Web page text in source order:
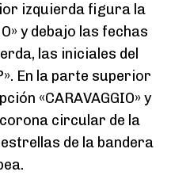
izquierda figura la
y debajo las fechas
las iniciales del
En la parte superior
«CARAVAGGIO» y
corona circular de la
de la bandera